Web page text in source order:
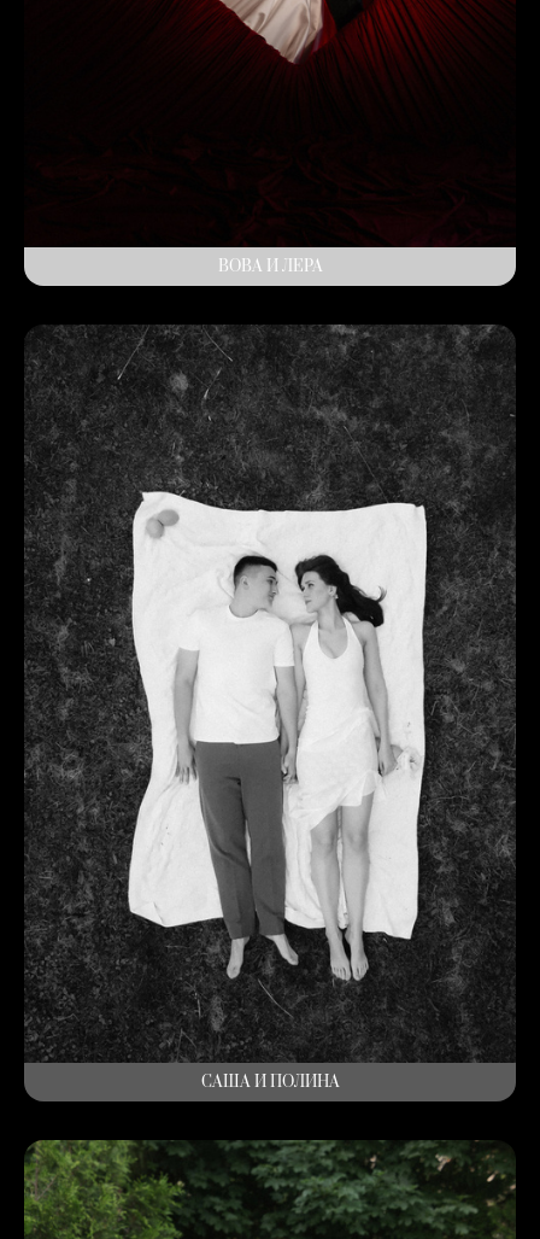
ВОВА И ЛЕРА
САША И ПОЛИНА